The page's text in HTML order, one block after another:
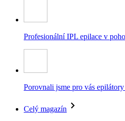
Profesionální IPL epilace v
Porovnali jsme pro vás
Celý magazín